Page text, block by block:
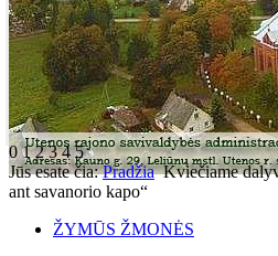
012345
Jūs esate čia:Pradžia Kviečiame
ant savanorio kapo“
ŽYMŪS ŽMONĖS